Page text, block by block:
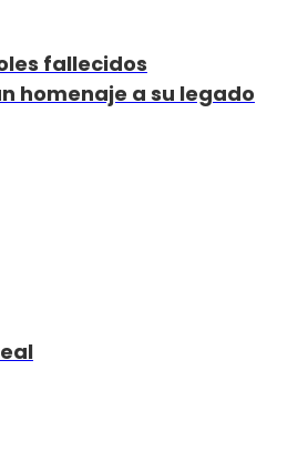
fallecidos
homenaje a su legado